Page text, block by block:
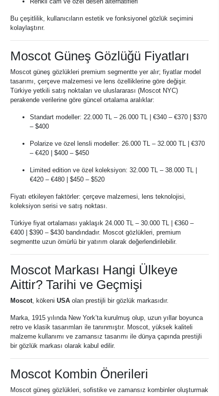
Bu çeşitlilik, kullanıcıların estetik ve fonksiyonel gözlük seçimini
kolaylaştırır.
Moscot Güneş Gözlüğü Fiyatları
Moscot güneş gözlükleri premium segmentte yer alır; fiyatlar model
tasarımı, çerçeve malzemesi ve lens özelliklerine göre değişir.
Türkiye yetkili satış noktaları ve uluslararası (Moscot NYC)
perakende verilerine göre güncel ortalama aralıklar:
Standart modeller: 22.000 TL – 26.000 TL | €340 – €370 | $370
– $400
Polarize ve özel lensli modeller: 26.000 TL – 32.000 TL | €370
– €420 | $400 – $450
Limited edition ve özel koleksiyon: 32.000 TL – 38.000 TL |
€420 – €480 | $450 – $520
Fiyatı etkileyen faktörler: çerçeve malzemesi, lens teknolojisi,
koleksiyon serisi ve satış noktası.
Türkiye fiyat ortalaması yaklaşık 24.000 TL – 30.000 TL | €360 –
€400 | $390 – $430 bandındadır. Moscot gözlükleri, premium
segmentte uzun ömürlü bir yatırım olarak değerlendirilebilir.
Moscot Markası Hangi Ülkeye
Aittir? Tarihi ve Geçmişi
Moscot , kökeni USA olan prestijli bir gözlük markasıdır.
Marka, 1915 yılında New York’ta kurulmuş olup, uzun yıllar boyunca
retro ve klasik tasarımları ile tanınmıştır. Moscot, yüksek kaliteli
malzeme kullanımı ve zamansız tasarımı ile dünya çapında prestijli
bir gözlük markası olarak kabul edilir.
Moscot Kombin Önerileri
Moscot güneş gözlükleri, sofistike ve zamansız kombinler oluşturmak